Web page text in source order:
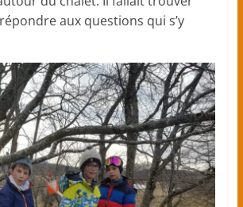
aux questions qui s’y